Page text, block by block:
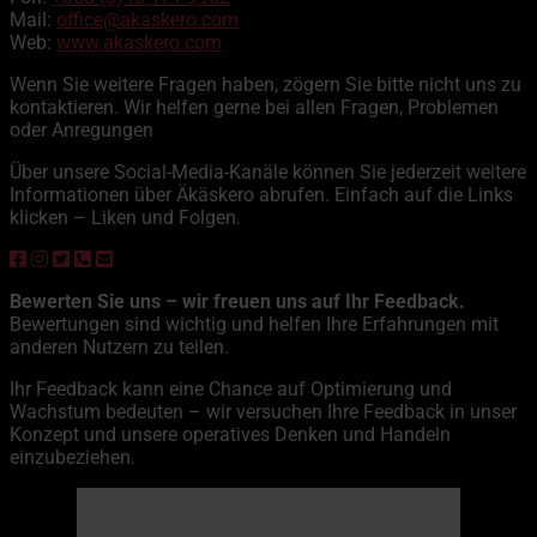
Mail: office@akaskero.com
Web: www.akaskero.com
Wenn Sie weitere Fragen haben, zögern Sie bitte nicht uns zu
kontaktieren. Wir helfen gerne bei allen Fragen, Problemen
oder Anregungen
Über unsere Social-Media-Kanäle können Sie jederzeit weitere
Informationen über Äkäskero abrufen. Einfach auf die Links
klicken – Liken und Folgen.
Bewerten Sie uns – wir freuen uns auf Ihr Feedback.
Bewertungen sind wichtig und helfen Ihre Erfahrungen mit
anderen Nutzern zu teilen.
Ihr Feedback kann eine Chance auf Optimierung und
Wachstum bedeuten – wir versuchen Ihre Feedback in unser
Konzept und unsere operatives Denken und Handeln
einzubeziehen.